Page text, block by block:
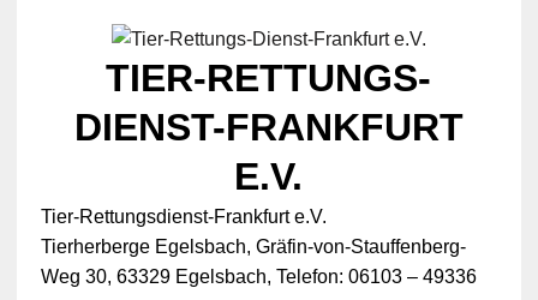
TIER-RETTUNGS-
DIENST-FRANKFURT
E.V.
Tier-Rettungsdienst-Frankfurt e.V.
Tierherberge Egelsbach, Gräfin-von-Stauffenberg-
Weg 30, 63329 Egelsbach, Telefon: 06103 – 49336